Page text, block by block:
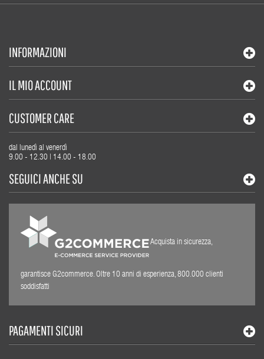
INFORMAZIONI
IL MIO ACCOUNT
CUSTOMER CARE
dal lunedì al venerdì
9.00 - 12.30 | 14.00 - 18.00
SEGUICI ANCHE SU
Acquista in sicurezza,
garantisce G2commerce. Oltre 10 anni di esperienza, 800.000 clienti
soddisfatti
PAGAMENTI SICURI